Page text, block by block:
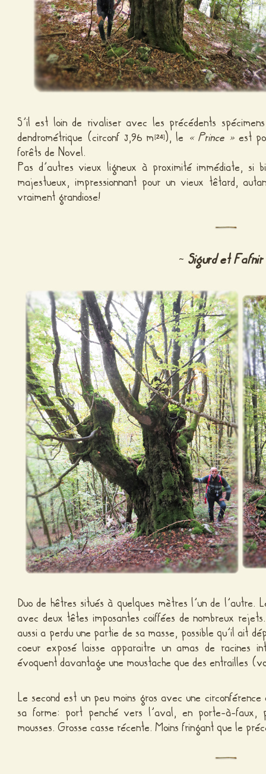
S’il est loin de rivaliser avec les précédents
dendrométrique (circonf 3,96 m[24]), le « Prince » est
forêts de Novel.
Pas d’autres vieux ligneux à proximité immédiate, si
majestueux, impressionnant pour un vieux têtard,
vraiment grandiose!
~ Sigurd et Fafnir
Duo de hêtres situés à quelques mètres l’un de
avec deux têtes imposantes coiffées de nombreux
aussi a perdu une partie de sa masse, possible qu’il ait
coeur exposé laisse apparaitre un amas de racines
évoquent davantage une moustache que des entrailles (
Le second est un peu moins gros avec une
sa forme: port penché vers l’aval, en porte-à-faux,
mousses. Grosse casse récente. Moins fringant que le